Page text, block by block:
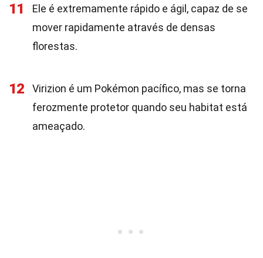
11
Ele é extremamente rápido e ágil, capaz de se
mover rapidamente através de densas
florestas.
12
Virizion é um Pokémon pacífico, mas se torna
ferozmente protetor quando seu habitat está
ameaçado.